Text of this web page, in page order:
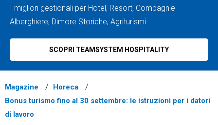
I migliori gestionali per Hotel, Resort, Compagnie
Alberghiere, Dimore Storiche, Agriturismi.
SCOPRI TEAMSYSTEM HOSPITALITY
Magazine
Horeca
Bonus turismo fino al 30 settembre: le istruzioni per i datori
di lavoro